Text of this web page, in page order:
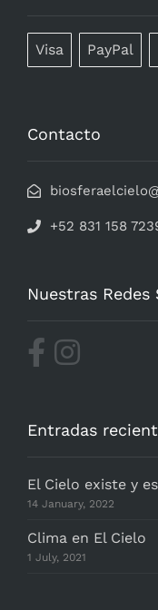
Visa PayPal
Contacto
+52 831 158
Nuestras Redes
Entradas
El Cielo existe y
14 January, 2022
Clima en El Cielo
1 July, 2021